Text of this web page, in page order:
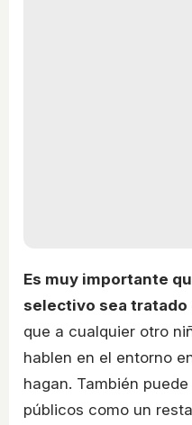
Es muy importante
selectivo sea tratado
que a cualquier otro
hablen en el entorno
hagan. También
públicos como un